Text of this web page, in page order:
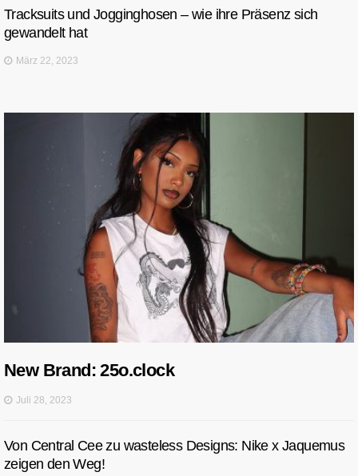
Tracksuits und Jogginghosen – wie ihre Präsenz sich
gewandelt hat
März 22, 2023
New Brand: 25o.clock
Juli 28, 2023
Von Central Cee zu wasteless Designs: Nike x Jaquemus
zeigen den Weg!